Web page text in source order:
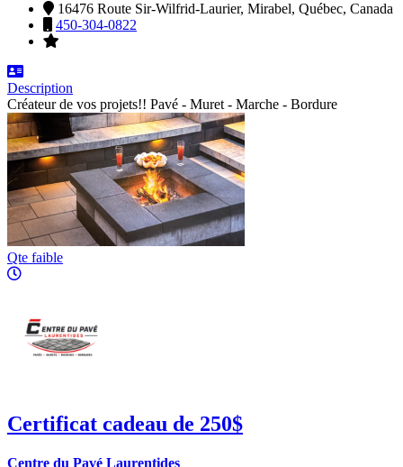
16476 Route Sir-Wilfrid-Laurier, Mirabel, Québec, Canada
450-304-0822
Description
Créateur de vos projets!! Pavé - Muret - Marche - Bordure
Qte faible
Certificat cadeau de 250$
Centre du Pavé Laurentides